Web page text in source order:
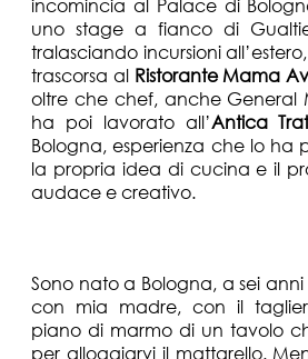
incomincia al Palace di
uno stage a fianco di
tralasciando incursioni
trascorsa al Ristorante Mama
oltre che chef, anche General
ha poi lavorato all’Antica
Bologna, esperienza che lo ha
la propria idea di cucina e il
audace e creativo.
Sono nato a Bologna, a sei
con mia madre, con il
piano di marmo di un tavolo
per alloggiarvi il mattarello.